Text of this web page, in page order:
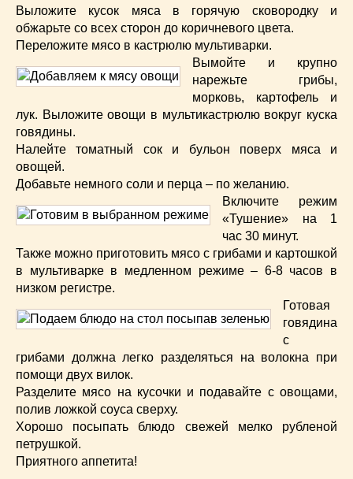
Выложите кусок мяса в горячую сковородку и
обжарьте со всех сторон до коричневого цвета.
Переложите мясо в кастрюлю мультиварки.
Вымойте и крупно
нарежьте грибы,
морковь, картофель и
лук. Выложите овощи в мультикастрюлю вокруг куска
говядины.
Налейте томатный сок и бульон поверх мяса и
овощей.
Добавьте немного соли и перца – по желанию.
Включите режим
«Тушение» на 1
час 30 минут.
Также можно приготовить мясо с грибами и картошкой
в мультиварке в медленном режиме – 6-8 часов в
низком регистре.
Готовая
говядина
с
грибами должна легко разделяться на волокна при
помощи двух вилок.
Разделите мясо на кусочки и подавайте с овощами,
полив ложкой соуса сверху.
Хорошо посыпать блюдо свежей мелко рубленой
петрушкой.
Приятного аппетита!